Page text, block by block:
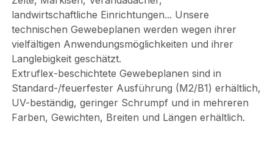
landwirtschaftliche Einrichtungen... Unsere
technischen Gewebeplanen werden wegen ihrer
vielfältigen Anwendungsmöglichkeiten und ihrer
Langlebigkeit geschätzt.
Extruflex-beschichtete Gewebeplanen sind in
Standard-/feuerfester Ausführung (M2/B1) erhältlich,
UV-beständig, geringer Schrumpf und in mehreren
Farben, Gewichten, Breiten und Längen erhältlich.